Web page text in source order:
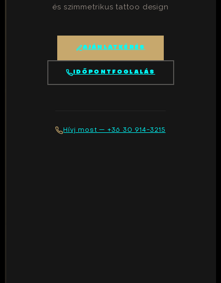
és szimmetrikus tattoo design
AJÁNLATKÉRÉS
IDŐPONTFOGLALÁS
Hívj most — +36 30 914-3215